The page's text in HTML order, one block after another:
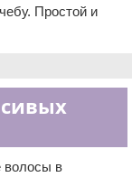
Простой и
волосы в